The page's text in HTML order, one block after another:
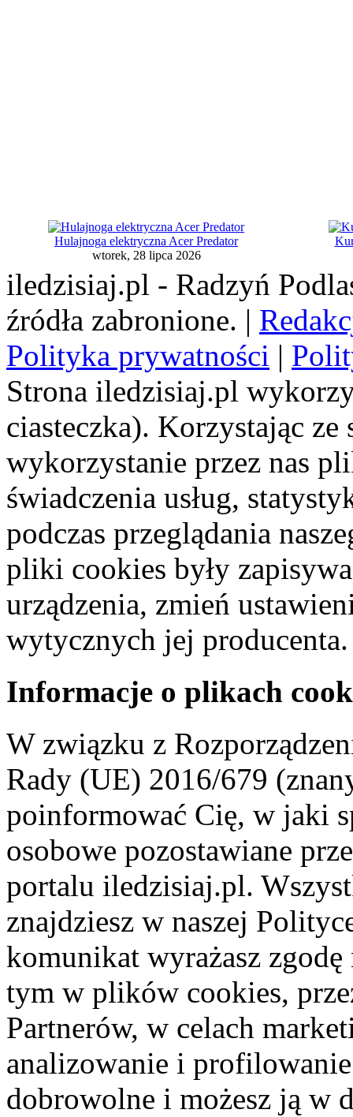
Hulajnoga elektryczna Acer Predator
wtorek, 28 lipca 2026
iledzisiaj.pl - Radzyń
źródła zabronione. |
Polityka prywatności |
Strona iledzisiaj.pl
ciasteczka). Korzystając
wykorzystanie przez nas
świadczenia usług,
podczas przeglądania
pliki cookies były
urządzenia, zmień
wytycznych jej producenta.
Informacje o plikach
W związku z
Rady (UE) 2016/679
poinformować Cię, w jaki
osobowe pozostawiane
portalu iledzisiaj.pl.
znajdziesz w naszej
komunikat wyrażasz
tym w plików cookies,
Partnerów, w celach
analizowanie i
dobrowolne i możesz ją w